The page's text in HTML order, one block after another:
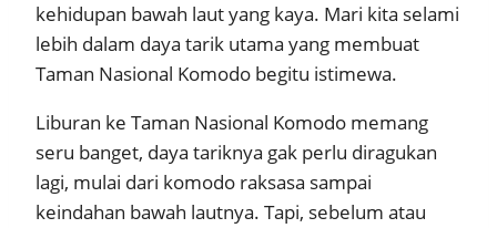
kehidupan bawah laut yang kaya. Mari kita selami
lebih dalam daya tarik utama yang membuat
Taman Nasional Komodo begitu istimewa.
Liburan ke Taman Nasional Komodo memang
seru banget, daya tariknya gak perlu diragukan
lagi, mulai dari komodo raksasa sampai
keindahan bawah lautnya. Tapi, sebelum atau